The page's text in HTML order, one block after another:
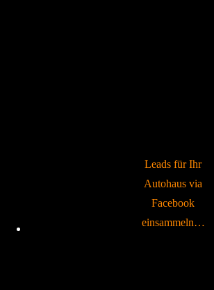
Leads für Ihr
Autohaus via
Facebook
einsammeln…